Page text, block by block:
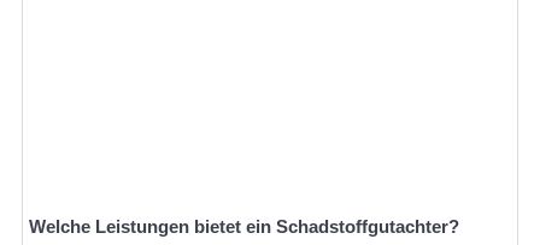
Welche Leistungen bietet ein Schadstoffgutachter?